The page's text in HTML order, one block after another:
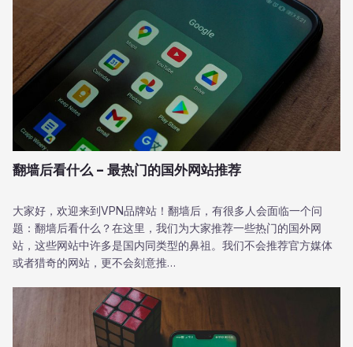
翻墙后看什么 – 最热门的国外网站推荐
大家好，欢迎来到VPN品牌站！翻墙后，有很多人会面临一个问
题：翻墙后看什么？在这里，我们为大家推荐一些热门的国外网
站，这些网站中许多是国内同类型的鼻祖。我们不会推荐官方媒体
或者猎奇的网站，更不会刻意推…